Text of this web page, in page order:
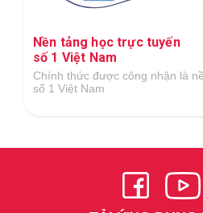
Nền tảng học trực tuyến
số 1 Việt Nam
Chính thức được công nhận là
số 1 Việt Nam